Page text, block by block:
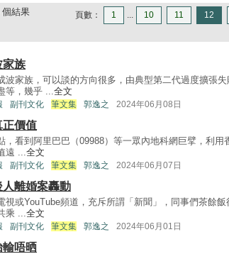
結果 頁數： 1 ... 10 11 12
家族
波家族，可以談的方向很多，由典型第二代過度擴張
等，幾乎 ...全文
副刊文化 筆文集 郭逸之 2024年06月08日
正價值
，看到阿里巴巴（09988）等一眾內地科網巨擘，利
遠 ...全文
副刊文化 筆文集 郭逸之 2024年06月07日
人離婚案轟動
視或YouTube頻道，充斥所謂「新聞」，同事們茶餘
乘 ...全文
副刊文化 筆文集 郭逸之 2024年06月01日
輸唔晒